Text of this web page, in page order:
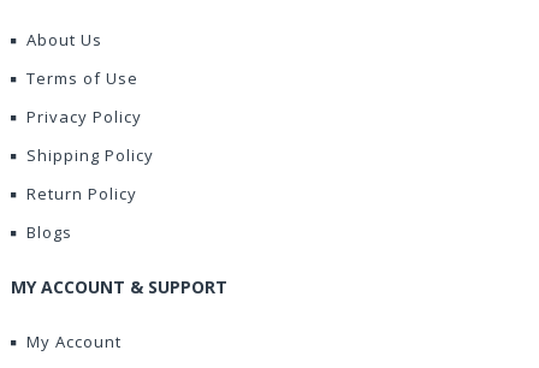
About Us
Terms of Use
Privacy Policy
Shipping Policy
Return Policy
Blogs
MY ACCOUNT & SUPPORT
My Account